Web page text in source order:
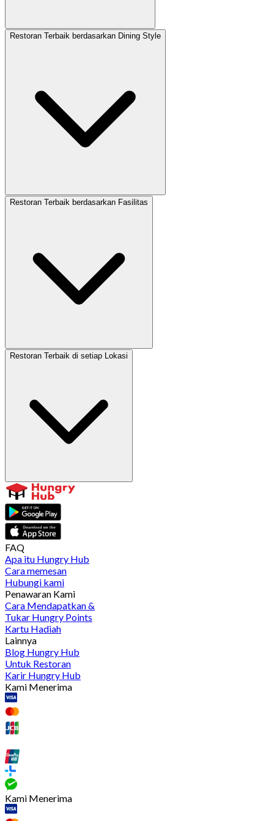
Restoran Terbaik berdasarkan Dining Style
Restoran Terbaik berdasarkan Fasilitas
Restoran Terbaik di setiap Lokasi
FAQ
Apa itu Hungry Hub
Cara memesan
Hubungi kami
Penawaran Kami
Cara Mendapatkan &
Tukar Hungry Points
Kartu Hadiah
Lainnya
Blog Hungry Hub
Untuk Restoran
Karir Hungry Hub
Kami Menerima
Kami Menerima